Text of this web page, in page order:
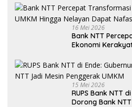
Weetebula
16 Mei 2026
Bank NTT
Ekonomi
15 Mei 2026
RUPS Bank NTT
Dorong Bank